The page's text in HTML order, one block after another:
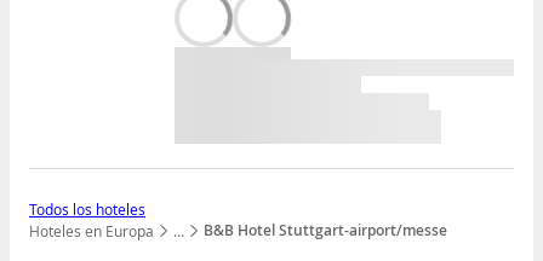
Todos los hoteles
…
Mostrar todos los niveles
Hoteles en Europa B&B Hotel Stuttgart-airport/messe